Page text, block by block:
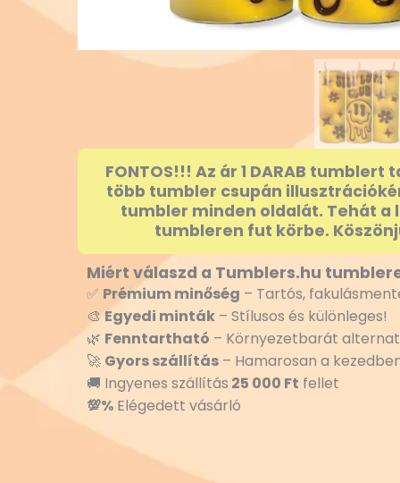
FONTOS!!! Az ár 1 DARAB
több tumbler csupán
tumbler minden oldalát. Tehát
tumbleren fut körbe.
Miért válaszd a Tumblers.hu
✅ Prémium minőség – Tartós,
🎨 Egyedi minták – Stílusos és különleges!
🌿 Fenntartható – Környezetbarát
🚀 Gyors szállítás – Hamarosan a
🚚 Ingyenes szállítás 25 000 Ft fellet
💯% Elégedett vásárló